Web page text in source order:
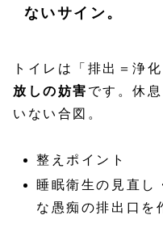
ないサイン。
トイレは「排出＝浄
放しの妨害 です。休
いない合図。
整えポイント
睡眠衛生の見直し
な愚痴の排出口を